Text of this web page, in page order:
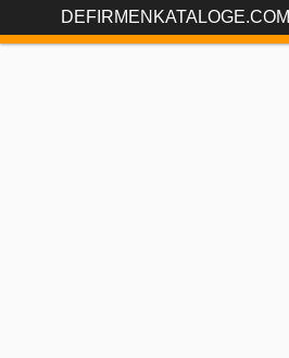
DEFIRMENKATALOGE.COM